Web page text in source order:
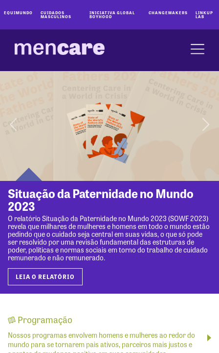
EQUIMUNDO CUIDADOS
MASCULINOS
INICIATIVA GLOBAL
BOYHOOD
CHANGEMAKERS LINKUP
LAB
Situação da Paternidade no Mundo
2023
O relatório Situação da Paternidade no Mundo 2023 (SOWF 2023)
revela que milhares de mulheres e homens em todo o mundo estão
pedindo que o cuidado seja central em suas vidas, o que só pode
ser resolvido por uma revisão fundamental das estruturas de
poder, políticas e normas sociais em torno do trabalho de cuidado
remunerado e não remunerado.
LEIA O RELATÓRIO
Programação
Nossos programas envolvem homens e mulheres ao redor do
mundo para se tornarem pais ativos, parceiros mais justos e